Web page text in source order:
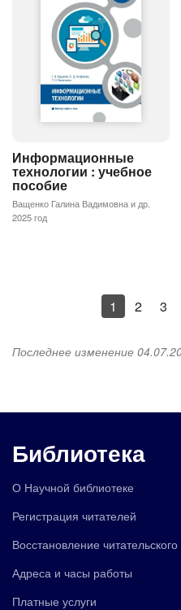
Информационные
технологии : учебное
пособие
Ващенко Галина Вадимовна и др.
2025 год
1 2 3
Последнее изменение
Библиотека
О Научной библиотеке
Регистрация читателей
Восстановление
Адреса и часы работы
Платные услуги